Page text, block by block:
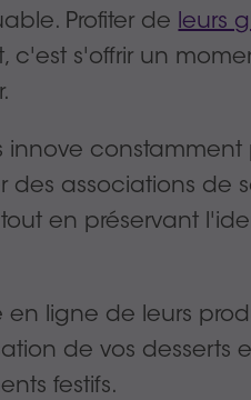
Profiter de leurs
c'est s'offrir un
innove constamment
des associations de
en préservant
en ligne de leurs
de vos desserts
festifs.